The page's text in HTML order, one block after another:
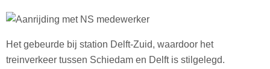
Het gebeurde bij station Delft-Zuid, waardoor het
treinverkeer tussen Schiedam en Delft is stilgelegd.